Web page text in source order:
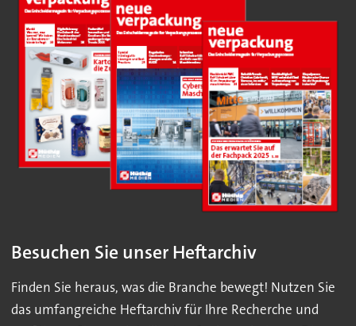
Besuchen Sie unser Heftarchiv
Finden Sie heraus, was die Branche bewegt! Nutzen Sie
das umfangreiche Heftarchiv für Ihre Recherche und